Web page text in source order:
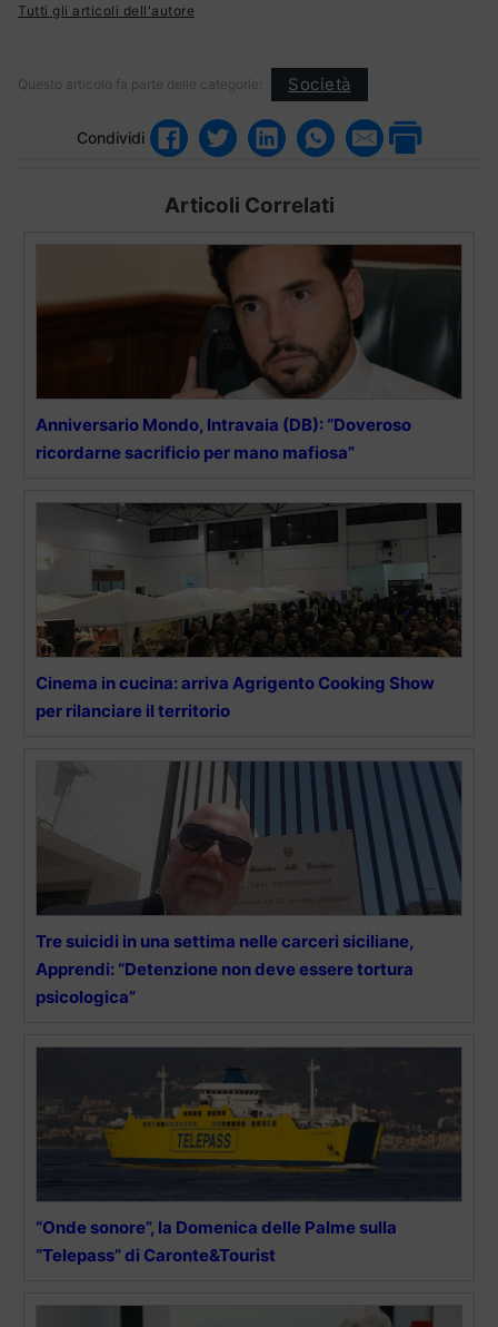
Tutti gli articoli dell'autore
Questo articolo fa parte delle categorie: Società
Condividi
Articoli Correlati
Anniversario Mondo, Intravaia (DB): “Doveroso
ricordarne sacrificio per mano mafiosa”
Cinema in cucina: arriva Agrigento Cooking Show
per rilanciare il territorio
Tre suicidi in una settima nelle carceri siciliane,
Apprendi: “Detenzione non deve essere tortura
psicologica”
“Onde sonore”, la Domenica delle Palme sulla
“Telepass” di Caronte&Tourist